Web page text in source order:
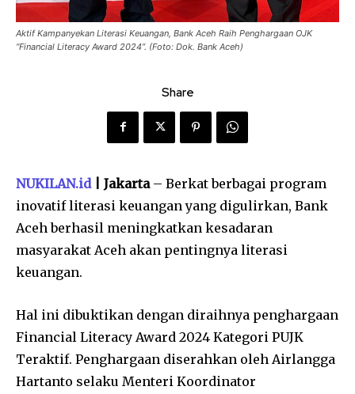
Aktif Kampanyekan Literasi Keuangan, Bank Aceh Raih Penghargaan OJK
“Financial Literacy Award 2024”. (Foto: Dok. Bank Aceh)
Share
NUKILAN.id| Jakarta– Berkat berbagai program
inovatif literasi keuangan yang digulirkan, Bank
Aceh berhasil meningkatkan kesadaran
masyarakat Aceh akan pentingnya literasi
keuangan.
Hal ini dibuktikan dengan diraihnya penghargaan
Financial Literacy Award 2024 Kategori PUJK
Teraktif. Penghargaan diserahkan oleh Airlangga
Hartanto selaku Menteri Koordinator